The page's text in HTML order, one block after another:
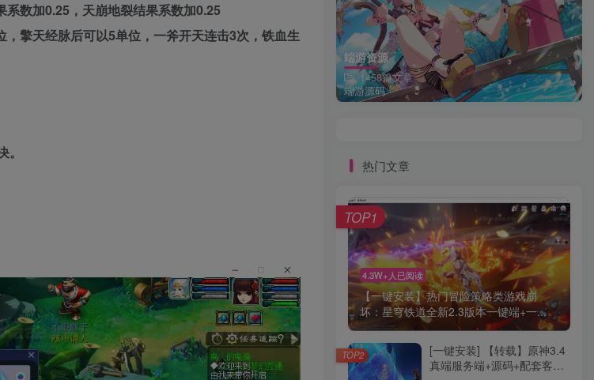
数加0.25，天崩地裂结果系数加0.25
擎天经脉后可以5单位，一斧开天连击3次，铁血生
端游资源
1458篇文章
端游源码
热门文章
4.3W+人已阅读
【一键安装】热门冒险策略类游戏崩
坏：星穹铁道全新2.3版本一键端+一...
TOP1
[一键安装] 【转载】原神3.4
真端服务端+源码+配套客户
TOP2